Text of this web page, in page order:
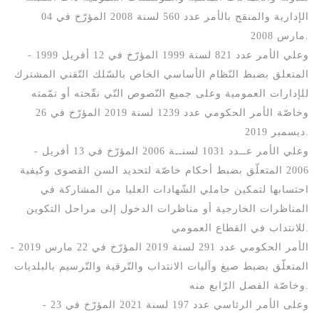
الإدارية والمنقح بالأمر عدد 560 لسنة 2008 المؤرّخ في 04
- وعلي الأمر عدد 821 لسنة 1999 المؤرّخ في 12 أفريل 1999
المتعلق بضبط النّظام الأساسي الخاص بالسّلك التّقني المشترك
للإدارات العمومية وعلى جميع النّصوص التّي نقّحته أو تمّمته
وخاصّة الأمر الحكومي عدد 1239 لسنة 2019 المؤرّخ في 26
- وعلي الأمر عــدد 1031 لسنــة 2006 المؤرّخ في 13 أفريل
2006 المتعلّق بضبط أحكام خاصّة لتحديد السن القصوى وكيفية
احتسابها لتمكين حاملي الشّهادات العليا من المشاركة في
المناظرات الخارجية أو مناظرات الدخول إلى مراحل التكوين
- الأمر الحكومي عدد 291 لسنة 2019 المؤرّخ في 22 مارس 2019
المتعلّق بضبط صيغ وآليات الانتداب والتّرقية والتّرسيم بالبلديات
- وعلى الأمر الرئاسي عدد 197 لسنة 2021 المؤرّخ في 23